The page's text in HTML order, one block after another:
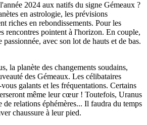
2024 aux natifs du signe Gémeaux ?
en astrologie, les prévisions
riches en rebondissements. Pour les
rencontres pointent à l'horizon. En couple,
avec son lot de hauts et de bas.
la planète des changements soudains,
des Gémeaux. Les célibataires
galants et les fréquentations. Certains
même leur cœur ! Toutefois, Uranus
de relations éphémères... Il faudra du temps
chaussure à leur pied.